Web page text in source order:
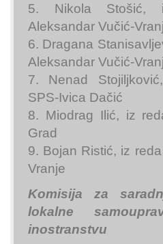
5. Nikola Stošić,
Aleksandar Vučić-
6. Dragana
Aleksandar Vučić-
7. Nenad
SPS-Ivica Dačić
8. Miodrag Ilić, iz
Grad
9. Bojan Ristić, iz
Vranje
Komisija za
lokalne
inostranstvu